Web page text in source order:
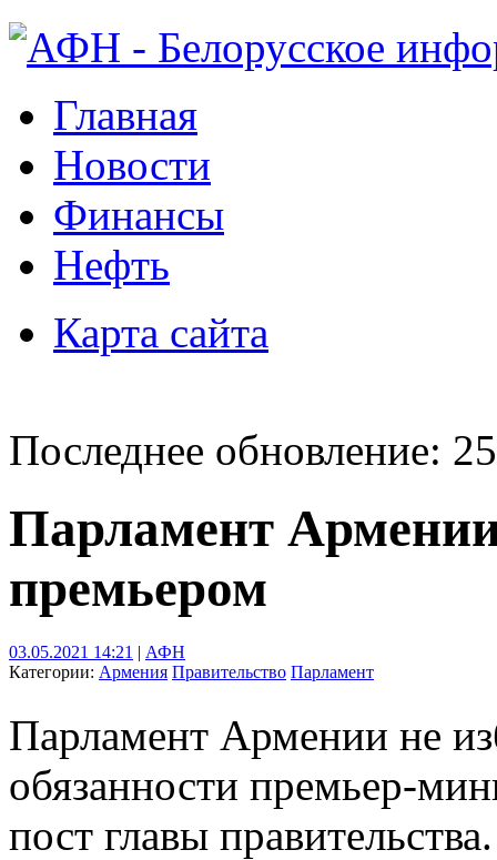
Главная
Новости
Финансы
Нефть
Карта сайта
Последнее обновление:
Парламент
премьером
03.05.2021 14:21 | АФН
Категории: Армения Правительство Парламент
Парламент Армении не
обязанности премьер-
пост главы правительства.